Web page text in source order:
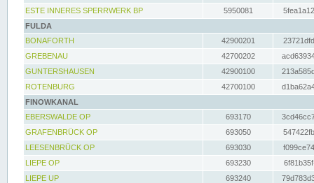
ESTE INNERES SPERRWERK BP
5950081
FULDA
BONAFORTH
42900201
GREBENAU
42700202
GUNTERSHAUSEN
42900100
ROTENBURG
42700100
FINOWKANAL
EBERSWALDE OP
693170
GRAFENBRÜCK OP
693050
LEESENBRÜCK OP
693030
LIEPE OP
693230
LIEPE UP
693240